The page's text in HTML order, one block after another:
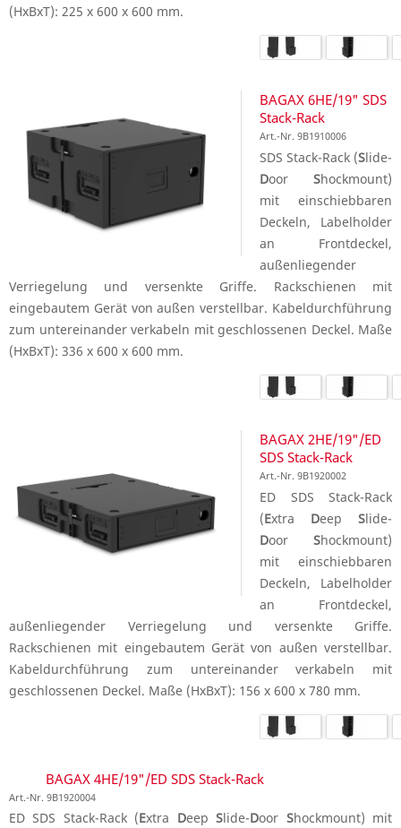
(HxBxT): 225 x 600 x 600 mm.
BAGAX 6HE/19" SDS
Stack-Rack
Art.-Nr. 9B1910006
SDS Stack-Rack (Slide-
Door Shockmount)
mit einschiebbaren
Deckeln, Labelholder
an Frontdeckel,
außenliegender
Verriegelung und versenkte Griffe. Rackschienen mit
eingebautem Gerät von außen verstellbar. Kabeldurchführung
zum untereinander verkabeln mit geschlossenen Deckel. Maße
(HxBxT): 336 x 600 x 600 mm.
BAGAX 2HE/19"/ED
SDS Stack-Rack
Art.-Nr. 9B1920002
ED SDS Stack-Rack
(Extra Deep Slide-
Door Shockmount)
mit einschiebbaren
Deckeln, Labelholder
an Frontdeckel,
außenliegender Verriegelung und versenkte Griffe.
Rackschienen mit eingebautem Gerät von außen verstellbar.
Kabeldurchführung zum untereinander verkabeln mit
geschlossenen Deckel. Maße (HxBxT): 156 x 600 x 780 mm.
BAGAX 4HE/19"/ED SDS Stack-Rack
Art.-Nr. 9B1920004
ED SDS Stack-Rack (Extra DeepSlide-Door Shockmount) mit